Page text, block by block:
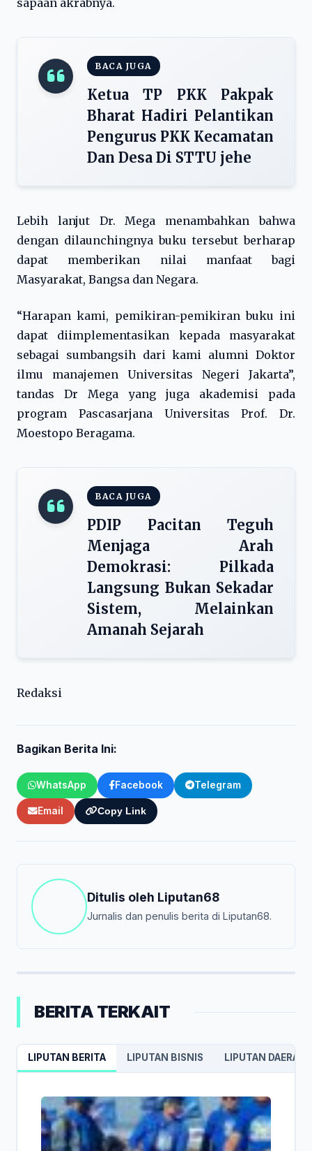
sapaan akrabnya.
BACA JUGA
Ketua TP PKK Pakpak
Bharat Hadiri Pelantikan
Pengurus PKK Kecamatan
Dan Desa Di STTU jehe
Lebih lanjut Dr. Mega menambahkan bahwa
dengan dilaunchingnya buku tersebut berharap
dapat memberikan nilai manfaat bagi
Masyarakat, Bangsa dan Negara.
“Harapan kami, pemikiran-pemikiran buku ini
dapat diimplementasikan kepada masyarakat
sebagai sumbangsih dari kami alumni Doktor
ilmu manajemen Universitas Negeri Jakarta”,
tandas Dr Mega yang juga akademisi pada
program Pascasarjana Universitas Prof. Dr.
Moestopo Beragama.
BACA JUGA
PDIP Pacitan Teguh
Menjaga Arah
Demokrasi: Pilkada
Langsung Bukan Sekadar
Sistem, Melainkan
Amanah Sejarah
Redaksi
Bagikan Berita Ini:
WhatsApp Facebook Telegram
Email Copy Link
Ditulis oleh Liputan68
Jurnalis dan penulis berita di Liputan68.
BERITA TERKAIT
LIPUTAN BERITA LIPUTAN BISNIS LIPUTAN DAERAH